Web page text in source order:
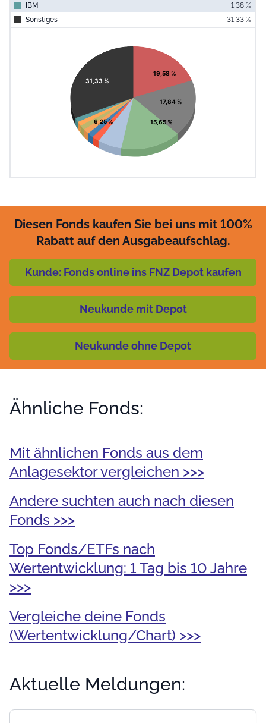
IBM
1,38 %
Sonstiges
31,33 %
Pie chart with 11 slices.
View as data table, Chart
19,58 %
17,84 %
15,65 %
6,25 %
31,33 %
Diesen Fonds kaufen Sie bei uns mit 100%
Rabatt auf den Ausgabeaufschlag.
Kunde: Fonds online ins FNZ Depot kaufen
Neukunde mit Depot
Neukunde ohne Depot
Ähnliche Fonds:
Mit ähnlichen Fonds aus dem
Anlagesektor vergleichen >>>
Andere suchten auch nach diesen
Fonds >>>
Top Fonds/ETFs nach
Wertentwicklung: 1 Tag bis 10 Jahre
>>>
Vergleiche deine Fonds
(Wertentwicklung/Chart) >>>
Aktuelle Meldungen: